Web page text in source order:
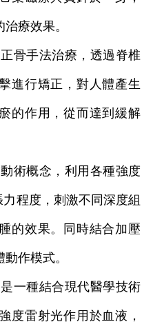
療效果。
骨手法治療，透過脊椎
進行矯正，對人體產生
的作用，從而達到緩解
術概念，利用各種強度
程度，刺激不同深度組
的效果。同時結合加壓
作模式。
一種結合現代醫學技術
度雷射光作用於血液，